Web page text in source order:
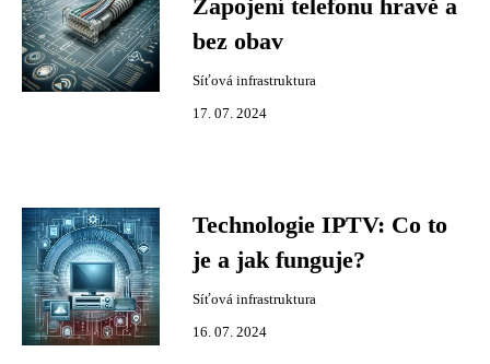
Zapojení telefonu hravě a
bez obav
Síťová infrastruktura
17. 07. 2024
Technologie IPTV: Co to
je a jak funguje?
Síťová infrastruktura
16. 07. 2024